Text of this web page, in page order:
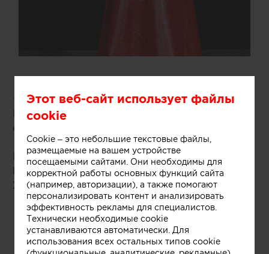
★ ★ ★ ★ ★
Номинация
сочетании с архитектурой»
Победитель: проект «Дом в тиши Благодати»
Елена Андреева, Владимир Андреев, Кристина
Холковская (WellDesign Studio)
Этот веб-сайт использует файлы
cookie
Cookie – это небольшие текстовые файлы,
размещаемые на вашем устройстве
посещаемыми сайтами. Они необходимы для
корректной работы основных функций сайта
(например, авторизации), а также помогают
персонализировать контент и анализировать
эффективность рекламы для специалистов.
Технически необходимые cookie
устанавливаются автоматически. Для
использования всех остальных типов cookie